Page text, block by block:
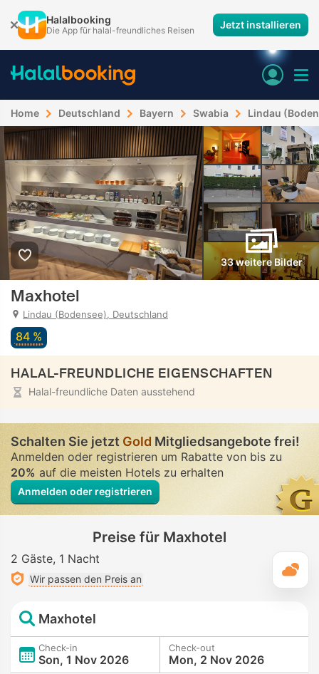
Halalbooking
Die App für halal-freundliches Reisen Jetzt installieren
Home Deutschland Bayern Swabia Lindau
33 weitere Bilder
Maxhotel
Lindau (Bodensee), Deutschland
84 %
HALAL-FREUNDLICHE EIGENSCHAFTEN
Halal-freundliche Daten ausstehend
Schalten Sie jetztGold Mitgliedsangebote frei!
Anmelden oder registrieren um Rabatte von bis zu
20%auf die meisten Hotels zu erhalten
Anmelden oder registrieren
Preise für Maxhotel
2 Gäste 1 Nacht
Wir passen den Preis an
Maxhotel
Check-in
Son, 1 Nov 2026
Check-out
Mon, 2 Nov 2026